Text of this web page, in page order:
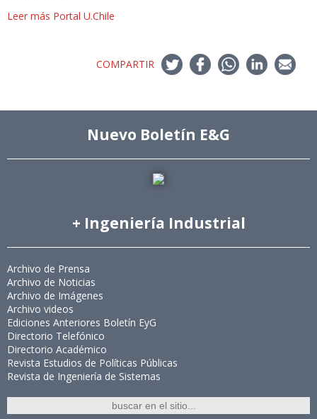
Leer más Portal U.Chile
COMPARTIR
Nuevo Boletín E&G
+ Ingeniería Industrial
Archivo de Prensa
Archivo de Noticias
Archivo de Imágenes
Archivo videos
Ediciones Anteriores Boletín EyG
Directorio Telefónico
Directorio Académico
Revista Estudios de Políticas Públicas
Revista de Ingeniería de Sistemas